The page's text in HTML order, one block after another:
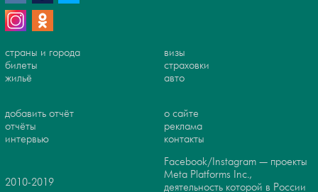
страны и города
билеты
жильё
визы
страховки
авто
добавить отчёт
отчёты
интервью
о сайте
реклама
контакты
2010-2019
Facebook/Instagram — проекты
Meta Platforms Inc.,
деятельность которой в России